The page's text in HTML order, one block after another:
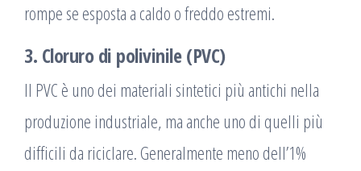
rompe se esposta a caldo o freddo estremi.
3. Cloruro di polivinile (PVC)
Il PVC è uno dei materiali sintetici più antichi nella
produzione industriale, ma anche uno di quelli più
difficili da riciclare. Generalmente meno dell’1%